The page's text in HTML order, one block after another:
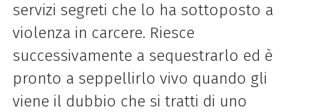
servizi segreti che lo ha sottoposto a
violenza in carcere. Riesce
successivamente a sequestrarlo ed è
pronto a seppellirlo vivo quando gli
viene il dubbio che si tratti di uno